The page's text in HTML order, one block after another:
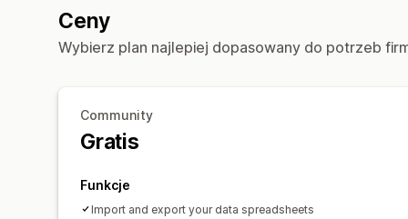
Ceny
Wybierz plan najlepiej dopasowany do potrzeb
Community
Gratis
Funkcje
Import and export your data spreadsheets